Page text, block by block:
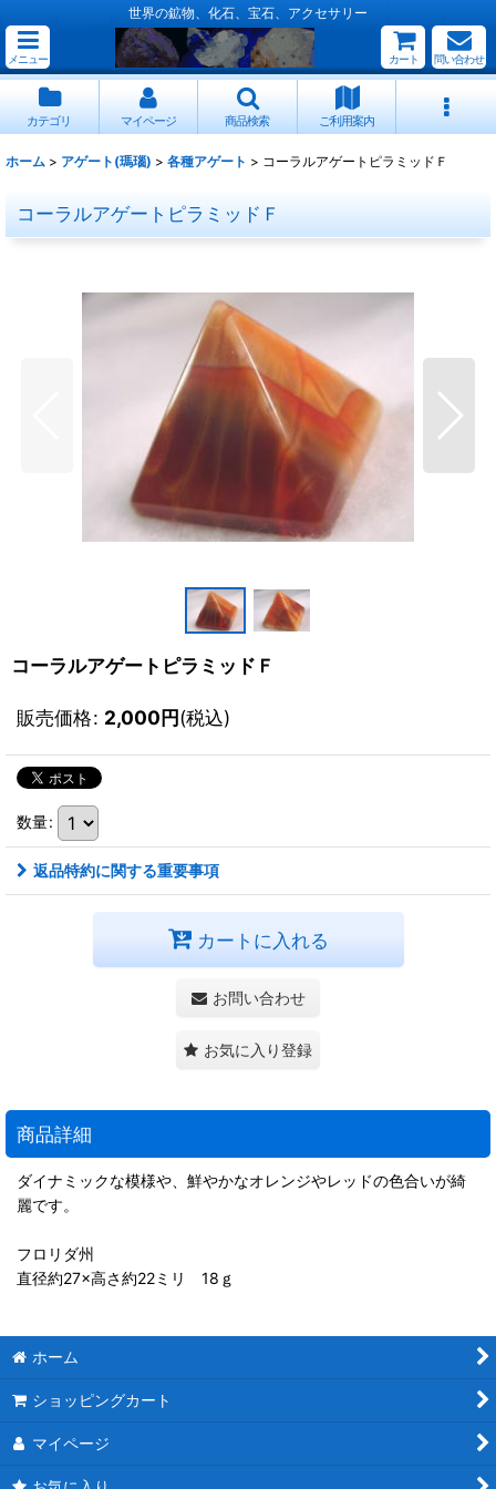
世界の鉱物、化石、宝石、アクセサリー
メニュー カート 問い合わせ
カテゴリ マイページ 商品検索 ご利用案内
ホーム > アゲート(瑪瑙) > 各種アゲート > コーラルアゲートピラミッドＦ
コーラルアゲートピラミッドＦ
コーラルアゲートピラミッドＦ
販売価格: 2,000円(税込)
数量:
返品特約に関する重要事項
カートに入れる
お問い合わせ
お気に入り登録
商品詳細
ダイナミックな模様や、鮮やかなオレンジやレッドの色合いが綺
麗です。
フロリダ州
直径約27×高さ約22ミリ 18ｇ
ホーム
ショッピングカート
マイページ